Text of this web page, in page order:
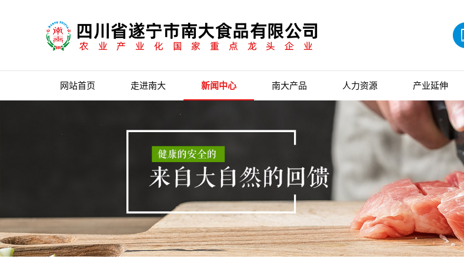
网站首页 走进南大 新闻中心 南大产品 人力资源 产业延伸